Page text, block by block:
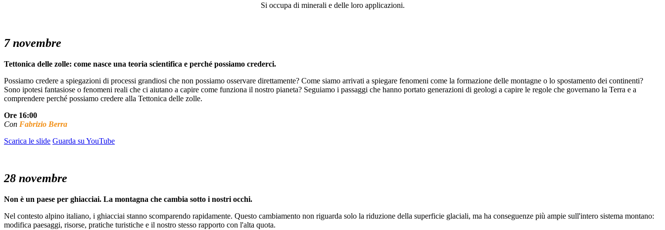
Si occupa di minerali e delle loro applicazioni.
7 novembre
Tettonica delle zolle: come nasce una teoria scientifica e perché possiamo crederci.
Possiamo credere a spiegazioni di processi grandiosi che non possiamo osservare direttamente? Come siamo arrivati a spiegare fenomeni come la formazione delle montagne o lo spostamento dei continenti?
Sono ipotesi fantasiose o fenomeni reali che ci aiutano a capire come funziona il nostro pianeta? Seguiamo i passaggi che hanno portato generazioni di geologi a capire le regole che governano la Terra e a
comprendere perché possiamo credere alla Tettonica delle zolle.
Ore 16:00
Con Fabrizio Berra
Scarica le slide Guarda su YouTube
28 novembre
Non è un paese per ghiacciai. La montagna che cambia sotto i nostri occhi.
Nel contesto alpino italiano, i ghiacciai stanno scomparendo rapidamente. Questo cambiamento non riguarda solo la riduzione della superficie glaciali, ma ha conseguenze più ampie sull'intero sistema montano:
modifica paesaggi, risorse, pratiche turistiche e il nostro stesso rapporto con l'alta quota.